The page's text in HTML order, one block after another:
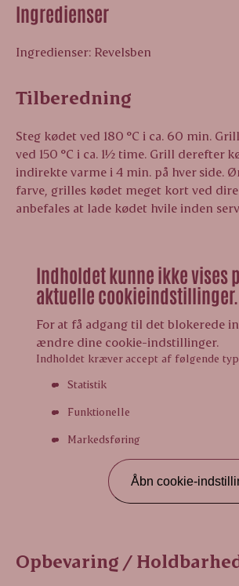
Ingredienser
Ingredienser: Revelsben
Tilberedning
Steg kødet ved 180 °C i ca. 60 min.
ved 150 °C i ca. 1½ time. Grill derefter
indirekte varme i 4 min. på hver side.
farve, grilles kødet meget kort ved
anbefales at lade kødet hvile inden
Indholdet kunne ikke vises
aktuelle cookieindstillinger.
For at få adgang til det blokerede
ændre dine cookie-indstillinger.
Indholdet kræver accept af følgende
Statistik
Funktionelle
Markedsføring
Åbn cookie-
Opbevaring /